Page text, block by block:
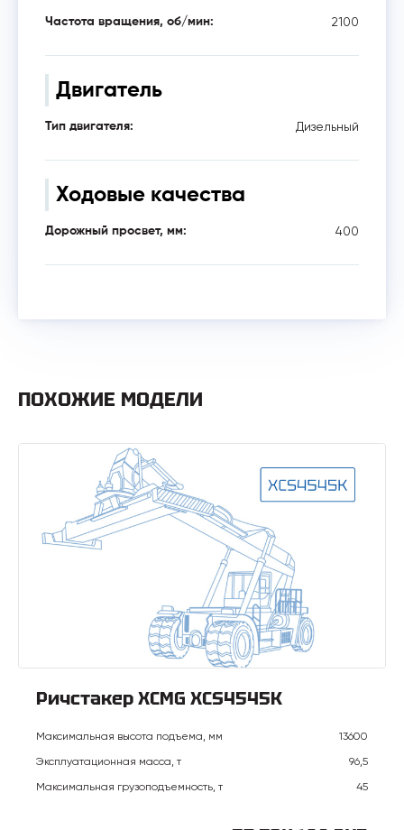
Частота вращения, об/мин: 2100
Двигатель
Тип двигателя: Дизельный
Ходовые качества
Дорожный просвет, мм: 400
ПОХОЖИЕ МОДЕЛИ
Ричстакер XCMG XCS4545K
Максимальная высота подъема, мм
13600
Эксплуатационная масса, т
96,5
Максимальная грузоподъемность, т
45